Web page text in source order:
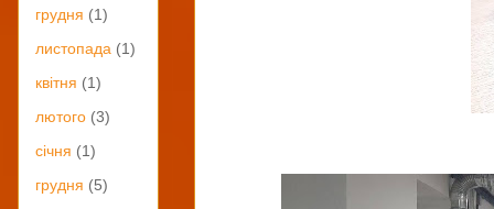
грудня (1)
листопада (1)
квітня (1)
лютого (3)
січня (1)
грудня (5)